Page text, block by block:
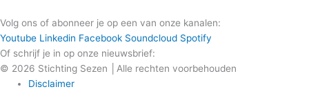
Volg ons of abonneer je op een van onze kanalen:
Youtube Linkedin Facebook Soundcloud Spotify
Of schrijf je in op onze nieuwsbrief:
© 2026 Stichting Sezen │Alle rechten voorbehouden
Disclaimer